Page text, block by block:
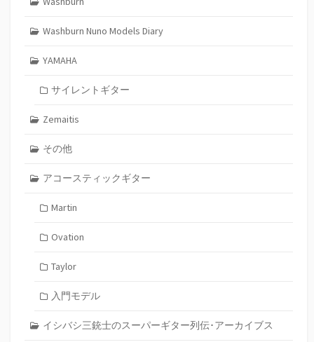
Washburn Nuno Models Diary
YAMAHA
サイレントギター
Zemaitis
その他
アコースティックギター
Martin
Ovation
Taylor
入門モデル
イシバシ三銃士のスーパーギター列伝･アーカイブス